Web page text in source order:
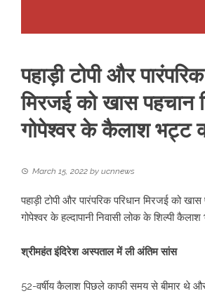
पहाड़ी टोपी और
मिरजई को खास पहचान
गोपेश्वर के कैलाश भट्ट
March 15, 2022 by ucnnews
पहाड़ी टोपी और पारंपरिक परिधान मिरजई को
गोपेश्वर के हल्दापानी निवासी लोक के शिल्पी
श्रीमहंत इंदिरेश अस्पताल में ली अंतिम सांस
52-वर्षीय कैलाश पिछले काफी समय से बीमार थे